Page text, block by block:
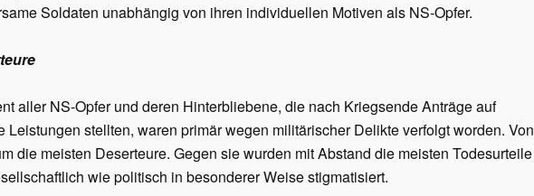
Soldaten unabhängig von ihren individuellen Motiven als NS-Opfer.
aller NS-Opfer und deren Hinterbliebene, die nach Kriegsende Anträge auf
stellten, waren primär wegen militärischer Delikte verfolgt worden. Von
die meisten Deserteure. Gegen sie wurden mit Abstand die meisten Todesurteile
wie politisch in besonderer Weise stigmatisiert.